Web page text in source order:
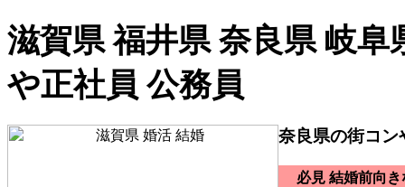
滋賀県 福井県 奈良県 岐
や正社員 公務員
奈良県の街コン
必見 結婚前向